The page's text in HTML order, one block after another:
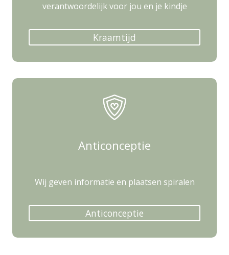
verantwoordelijk voor jou en je kindje
Kraamtijd
Anticonceptie
Wij geven informatie en plaatsen spiralen
Anticonceptie